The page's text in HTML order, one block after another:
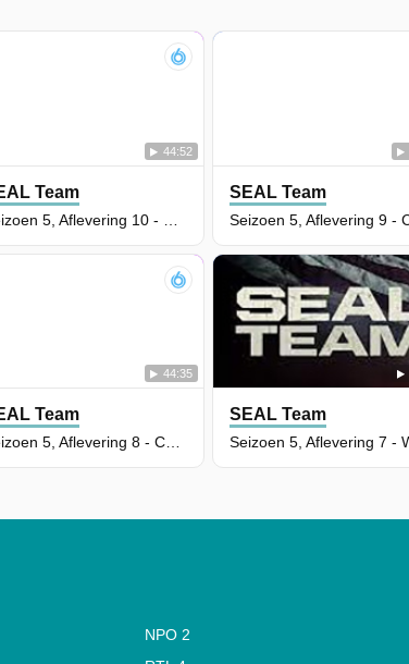
44:52
Team SEAL Team
44:35
Team SEAL Team
NPO 2